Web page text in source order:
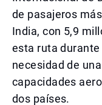
de pasajeros
India, con 5,9
esta ruta
necesidad de
capacidades
dos países.